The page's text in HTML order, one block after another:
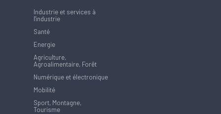
Industrie et services à
l'industrie
Santé
Energie
Agriculture,
Agroalimentaire, Forêt
Numérique et électronique
Mobilité
Sport, Montagne,
Tourisme